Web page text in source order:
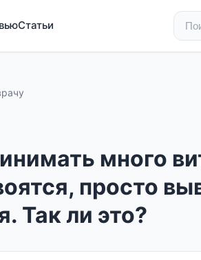
Статьи
много
просто
Так ли это?